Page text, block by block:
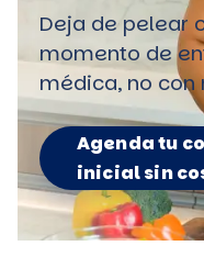
Deja de pelear
momento de
médica, no con
Agenda tu
inicial sin